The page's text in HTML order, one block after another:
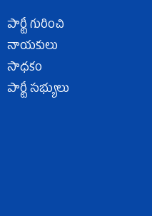
పార్టీ గురించి
నాయకులు
సాధకం
పార్టీ సభ్యులు